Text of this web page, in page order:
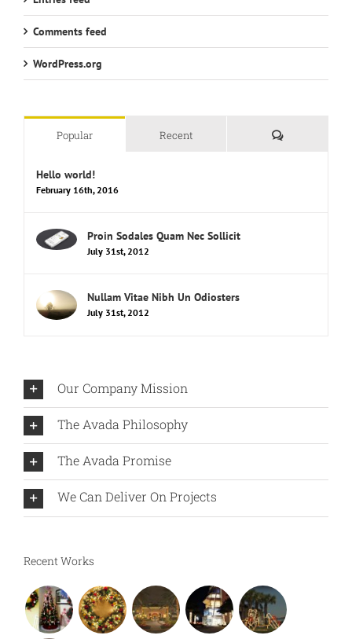
Comments feed
WordPress.org
Popular Recent
Hello world!
February 16th, 2016
Proin Sodales Quam Nec Sollicit
July 31st, 2012
Nullam Vitae Nibh Un Odiosters
July 31st, 2012
Our Company Mission
The Avada Philosophy
The Avada Promise
We Can Deliver On Projects
Recent Works